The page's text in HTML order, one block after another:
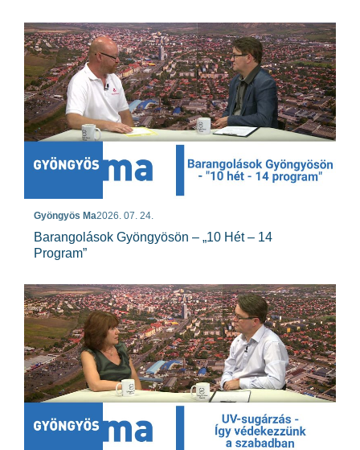
Gyöngyös Ma2026. 07. 24.
Barangolások Gyöngyösön – „10 Hét – 14
Program”